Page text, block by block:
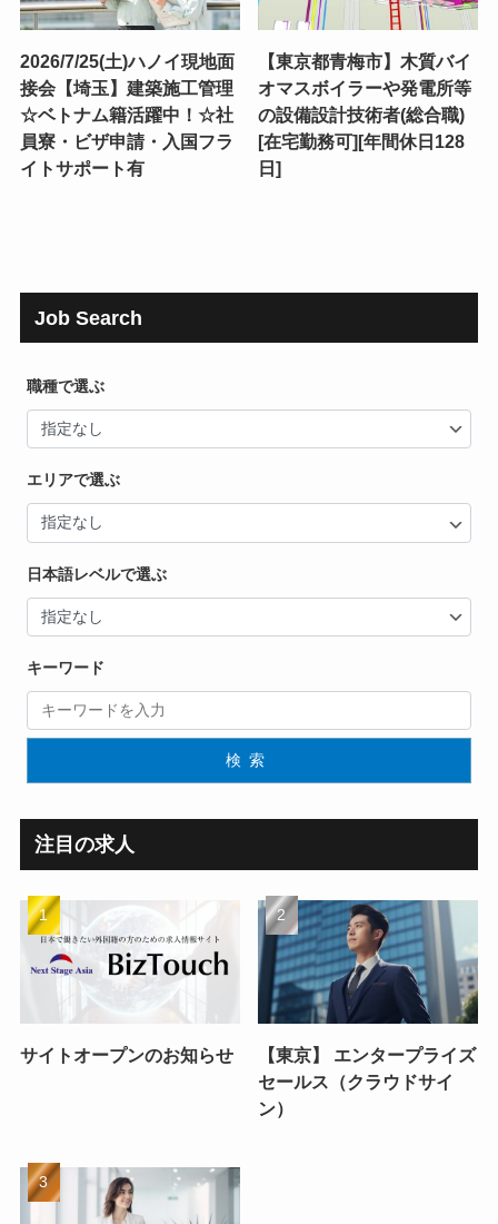
2026/7/25(土)ハノイ現地面
接会【埼玉】建築施工管理
☆ベトナム籍活躍中！☆社
員寮・ビザ申請・入国フラ
イトサポート有
【東京都青梅市】木質バイ
オマスボイラーや発電所等
の設備設計技術者(総合職)
[在宅勤務可][年間休日128
日]
Job Search
職種で選ぶ
エリアで選ぶ
日本語レベルで選ぶ
キーワード
検索
注目の求人
サイトオープンのお知らせ
【東京】 エンタープライズ
セールス（クラウドサイ
ン）